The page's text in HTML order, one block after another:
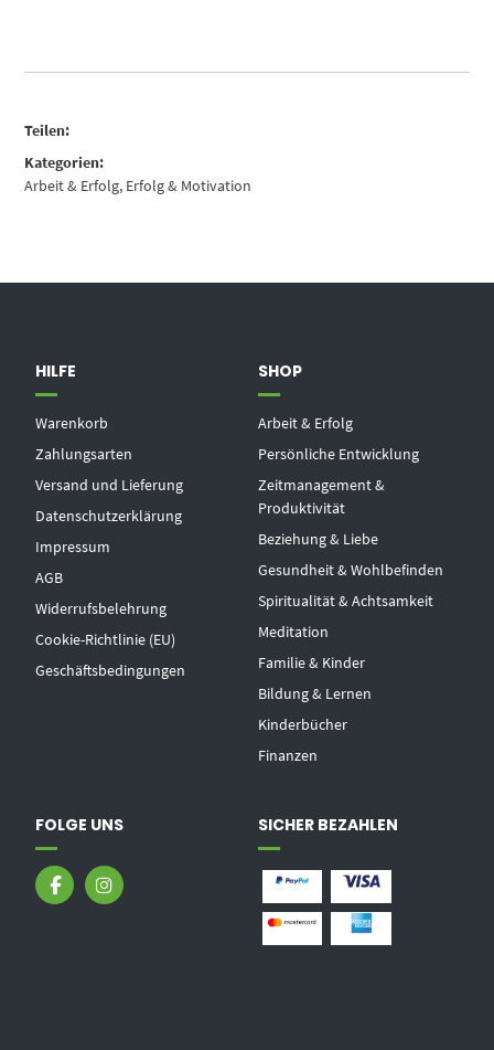
Teilen:
Kategorien:
Arbeit & Erfolg, Erfolg & Motivation
HILFE
Warenkorb
Zahlungsarten
Versand und Lieferung
Datenschutzerklärung
Impressum
AGB
Widerrufsbelehrung
Cookie-Richtlinie (EU)
Geschäftsbedingungen
SHOP
Arbeit & Erfolg
Persönliche Entwicklung
Zeitmanagement &
Produktivität
Beziehung & Liebe
Gesundheit & Wohlbefinden
Spiritualität & Achtsamkeit
Meditation
Familie & Kinder
Bildung & Lernen
Kinderbücher
Finanzen
FOLGE UNS SICHER BEZAHLEN